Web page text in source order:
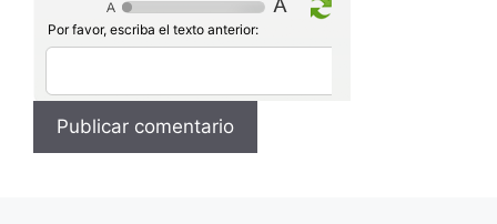
Por favor, escriba el texto anterior: